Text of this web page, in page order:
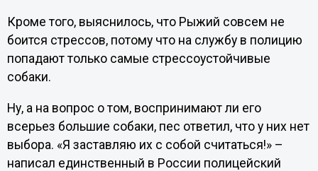
Кроме того, выяснилось, что Рыжий совсем не
боится стрессов, потому что на службу в полицию
попадают только самые стрессоустойчивые
собаки.
Ну, а на вопрос о том, воспринимают ли его
всерьез большие собаки, пес ответил, что у них нет
выбора. «Я заставляю их с собой считаться!» –
написал единственный в России полицейский